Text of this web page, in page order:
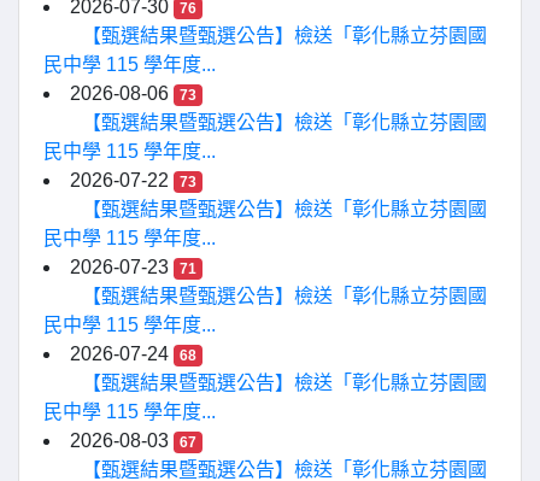
2026-07-30 76
【甄選結果暨甄選公告】檢送「彰化縣立芬園國
民中學 115 學年度...
2026-08-06
73
【甄選結果暨甄選公告】檢送「彰化縣立芬園國
民中學 115 學年度...
2026-07-22
73
【甄選結果暨甄選公告】檢送「彰化縣立芬園國
民中學 115 學年度...
2026-07-23
71
【甄選結果暨甄選公告】檢送「彰化縣立芬園國
民中學 115 學年度...
2026-07-24
68
【甄選結果暨甄選公告】檢送「彰化縣立芬園國
民中學 115 學年度...
2026-08-03
67
【甄選結果暨甄選公告】檢送「彰化縣立芬園國